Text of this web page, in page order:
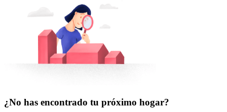
¿No has encontrado tu próximo hogar?